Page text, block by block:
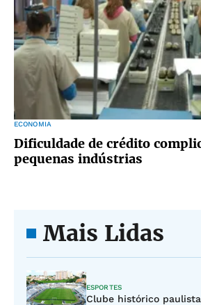
ECONOMIA
Dificuldade de crédito
pequenas indústrias
Mais Lidas
ESPORTES
Clube histórico